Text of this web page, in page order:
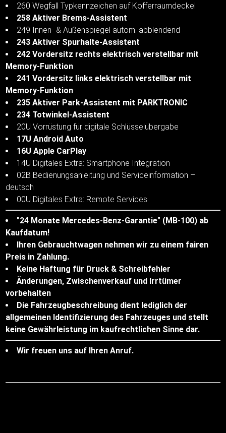
260 Wegfall Typkennzeichen auf Kofferraumdeckel
258 Aktiver Brems-Assistent
249 Innen- & Außenspiegel autom. abblendend
243 Aktiver Spurhalte-Assistent
242 Vordersitz rechts elektrisch verstellbar mit
Memory-Funktion
241 Vordersitz links elektrisch verstellbar mit
Memory-Funktion
235 Aktiver Park-Assistent mit PARKTRONIC
234 Totwinkel-Assistent
20U Vorrüstung für digitale Schlüsselübergabe
17U Android Auto
16U Apple CarPlay
14U Digitales Extra: Smartphone Integration
02B Bedienungsanleitung und Serviceinformation –
deutsch
00U Digitales Extra: Remote Services
"24 Monate Mercedes-Benz-Garantie" (MB-100) ab
Kaufdatum!
Ihren Gebrauchtwagen nehmen wir zu einem fairen
Preis in Zahlung.
Keine Haftung für Druck & Schreibfehler
Änderungen, Zwischenverkauf und Irrtümer
vorbehalten
Die Fahrzeugbeschreibung dient lediglich der
allgemeinen Identifizierung des Fahrzeuges und stellt
keine Gewährleistung im kaufrechtlichen Sinne dar.
Wir freuen uns auf Ihren Anruf.